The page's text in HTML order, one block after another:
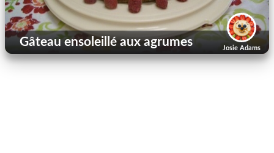
Josie Adams
Gâteau ensoleillé aux agrumes